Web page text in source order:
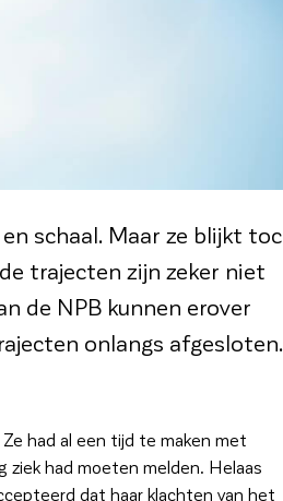
schaal. Maar ze blijkt
trajecten zijn zeker niet
de NPB kunnen erover
onlangs afgesloten.
had al een tijd te maken met
ziek had moeten melden. Helaas
dat haar klachten van het